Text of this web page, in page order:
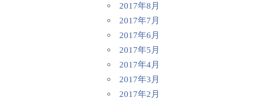
2017年8月
2017年7月
2017年6月
2017年5月
2017年4月
2017年3月
2017年2月